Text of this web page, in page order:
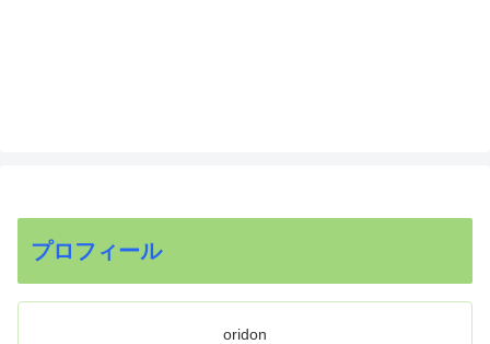
プロフィール
oridon